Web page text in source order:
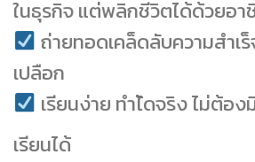
ในธุรกิจ แต่พลิกชีวิตได้ด้วยอ
ถ่ายทอดเคล็ดลับความสำเ
เปลือก
เรียนง่าย ทำไ้ดจริง ไม่ต้อ
เรียนได้